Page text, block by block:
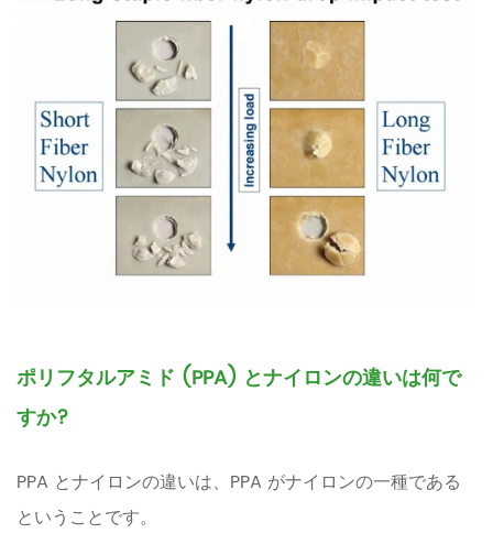
ポリフタルアミド (PPA) とナイロンの違いは何で
すか?
PPA とナイロンの違いは、PPA がナイロンの一種である
ということです。